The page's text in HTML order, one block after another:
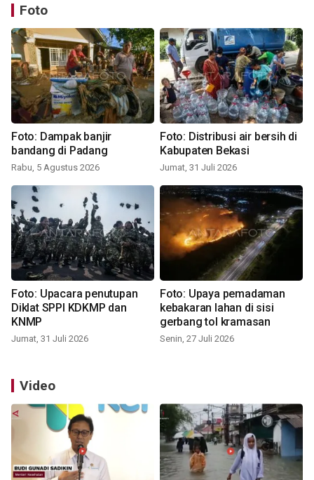
Foto
Foto: Dampak banjir
bandang di Padang
Rabu, 5 Agustus 2026
Foto: Distribusi air bersih di
Kabupaten Bekasi
Jumat, 31 Juli 2026
Foto: Upacara penutupan
Diklat SPPI KDKMP dan
KNMP
Jumat, 31 Juli 2026
Foto: Upaya pemadaman
kebakaran lahan di sisi
gerbang tol kramasan
Senin, 27 Juli 2026
Video